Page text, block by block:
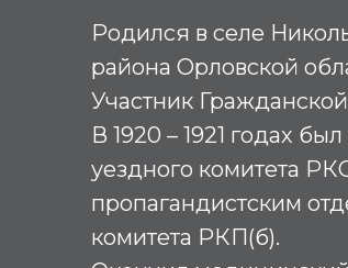
Родился в селе
района Орловской
Участник
В 1920 – 1921 годах
уездного комитета
пропагандистским
комитета РКП(б).